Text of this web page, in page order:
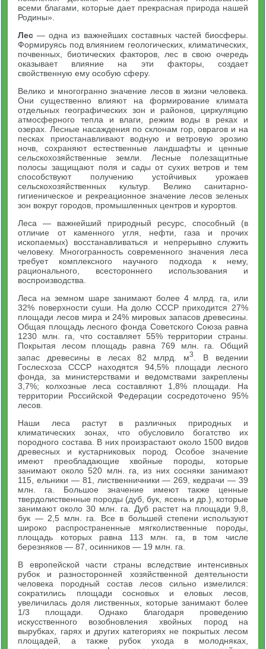
всеми благами, которые дает прекрасная природа нашей
Родины».
Лес — одна из важнейших составных частей биосферы.
Формируясь под влиянием геологических, климатических,
почвенных, биотических факторов, лес в свою очередь
оказывает влияние на эти факторы, создает
свойственную ему особую сферу.
Велико и многогранно значение лесов в жизни человека.
Они существенно влияют на формирование климата
отдельных географических зон и районов, циркуляцию
атмосферного тепла и влаги, режим воды в реках и
озерах. Лесные насаждения по склонам гор, оврагов и на
песках приостанавливают водную и ветровую эрозию
ночв, сохраняют естественные ландшафты и ценные
сельскохозяйственные земли. Лесные полезащитные
полосы защищают поля и сады от сухих ветров и тем
способствуют получению устойчивых урожаев
сельскохозяйственных культур. Велико санитарно-
гигиеническое и рекреационное значение лесов зеленых
зон вокруг городов, промышленных центров и курортов.
Леса — важнейший природный ресурс, способный (в
отличие от каменного угля, нефти, газа и прочих
ископаемых) восстанавливаться и непрерывно служить
человеку. Многогранность современного значения леса
требует комплексного научного подхода к нему,
рационального, всестороннего использования и
воспроизводства.
Леса на земном шаре занимают более 4 млрд. га, или
32% поверхности суши. На долю СССР приходится 27%
площади лесов мира и 24% мировых запасов древесины.
Общая площадь лесного фонда Советского Союза равна
1230 млн. га, что составляет 55% территории страны.
Покрытая лесом площадь равна 769 млн. га. Общий
запас древесины в лесах 82 млрд. м3
. В ведении
Гослесхоза СССР находятся 94,5% площади лесного
фонда, за министерствами и ведомствами закреплены
3,7%; колхозные леса составляют 1,8% площади. На
территории Российской Федерации сосредоточено 95%
лесов.
Наши леса растут в различных природных и
климатических зонах, что обусловило богатство их
породного состава. В них произрастают около 1500 видов
древесных и кустарниковых пород. Особое значение
имеют преобладающие хвойные породы, которые
занимают около 520 млн. га, из них сосняки занимают
115, ельники — 81, лиственничники — 269, кедрачи — 39
млн. га. Большое значение имеют также ценные
твердолиственные породы (дуб, бук, ясень и др.), которые
занимают около 30 млн. га. Дуб растет на площади 9,8,
бук — 2,5 млн. га. Все в большей степени используют
широко распространенные мягколиственные породы,
площадь которых равна 113 млн. га, в том числе
березняков — 87, осинников — 19 млн. га.
В европейской части страны вследствие интенсивных
рубок и разносторонней хозяйственной деятельности
человека породный состав лесов сильно измелился:
сократились площади сосновых и еловых лесов,
увеличилась доля лиственных, которые занимают более
1/3 площади. Однако благодаря проведению
искусственного возобновления хвойных пород на
вырубках, гарях и других категориях не покрытых лесом
площадей, а также рубок ухода в молодняках,